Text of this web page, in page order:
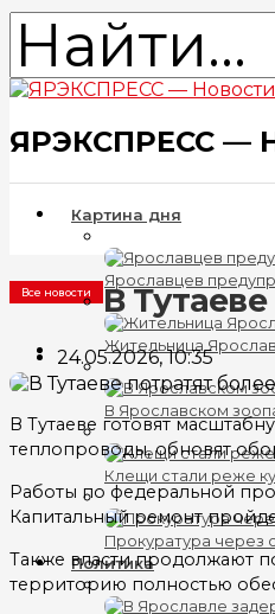
ЯРЭКСПРЕСС —
Картина дня
Ярославцев
Жительница
В Ярославском
Клещи стали реже
Прокуратура через
Политика
Все новости В
24.05.2026, 10:35
В Тутаеве готовят
теплопроводы, обновят
Работы по федеральной
Капитальный ремонт
Также власти продолжают
территорию полностью